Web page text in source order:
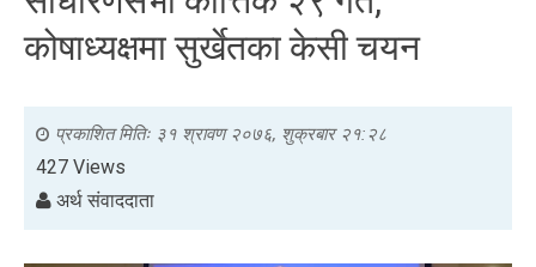
कोषाध्यक्षमा सुर्खेतका केसी चयन
प्रकाशित मितिः ३१ श्रावण २०७६, शुक्रबार २१:२८
427 Views
अर्थ संवाददाता